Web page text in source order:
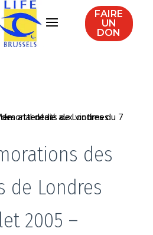
FAIRE
UN
DON
des
de Londres
2005 –